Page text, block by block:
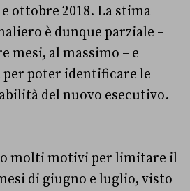
ottobre 2018. La stima
è dunque parziale –
mesi, al massimo – e
poter identificare le
del nuovo esecutivo.
molti motivi per limitare il
di giugno e luglio, visto